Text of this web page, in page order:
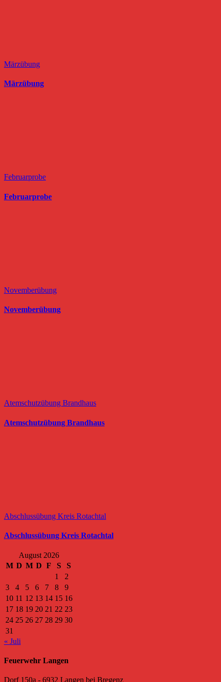
Märzübung
Märzübung
Februarprobe
Februarprobe
Novemberübung
Novemberübung
Atemschutzübung Brandhaus
Atemschutzübung Brandhaus
Abschlussübung Kreis Rotachtal
Abschlussübung Kreis Rotachtal
August 2026
M D M D F S
S
1
2
3
4 5 6 7 8
9
10 11 12 13 14 15 16
17 18 19 20 21 22 23
24 25 26 27 28 29 30
31
« Juli
Feuerwehr Langen
Dorf 150a - 6932 Langen bei Bregenz